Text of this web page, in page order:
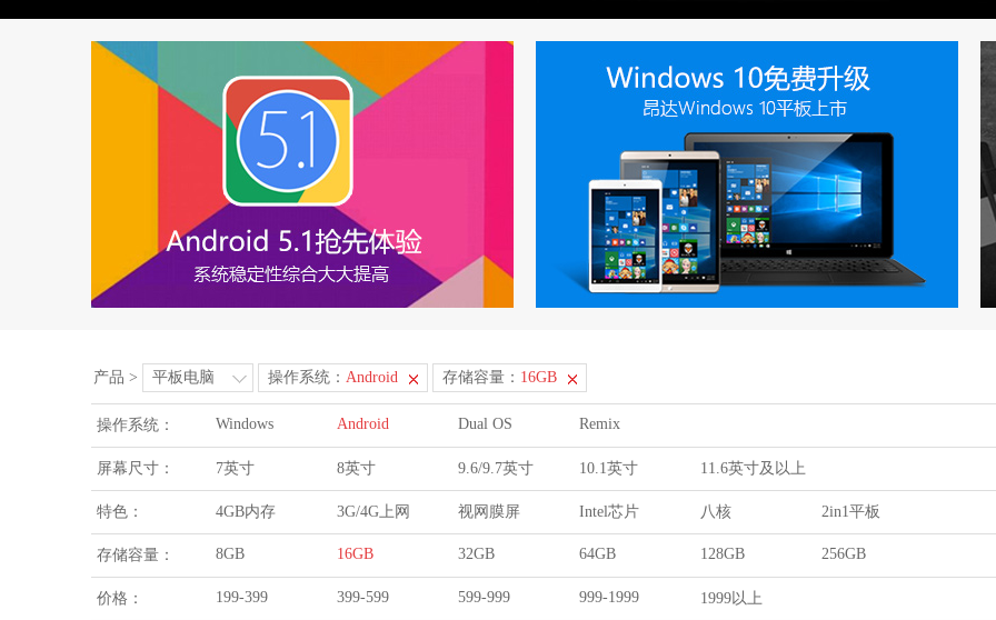
产品 > 平板电脑 操作系统： Android 存储容量： 16GB
操作系统： Windows Android Dual OS Remix
屏幕尺寸： 7英寸 8英寸 9.6/9.7英寸 10.1英寸 11.6英寸及以上
特色： 4GB内存 3G/4G上网 视网膜屏 Intel芯片 八核 2in1平板
存储容量： 8GB 16GB 32GB 64GB 128GB 256GB
价格： 199-399 399-599 599-999 999-1999 1999以上